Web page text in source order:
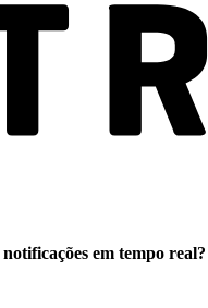
notificações em tempo real?